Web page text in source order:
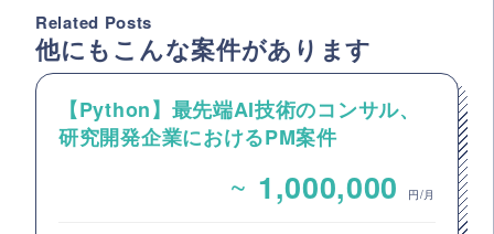
Related Posts
他にもこんな案件があります
【Python】最先端AI技術のコンサル、
研究開発企業におけるPM案件
~ 1,000,000 円/月